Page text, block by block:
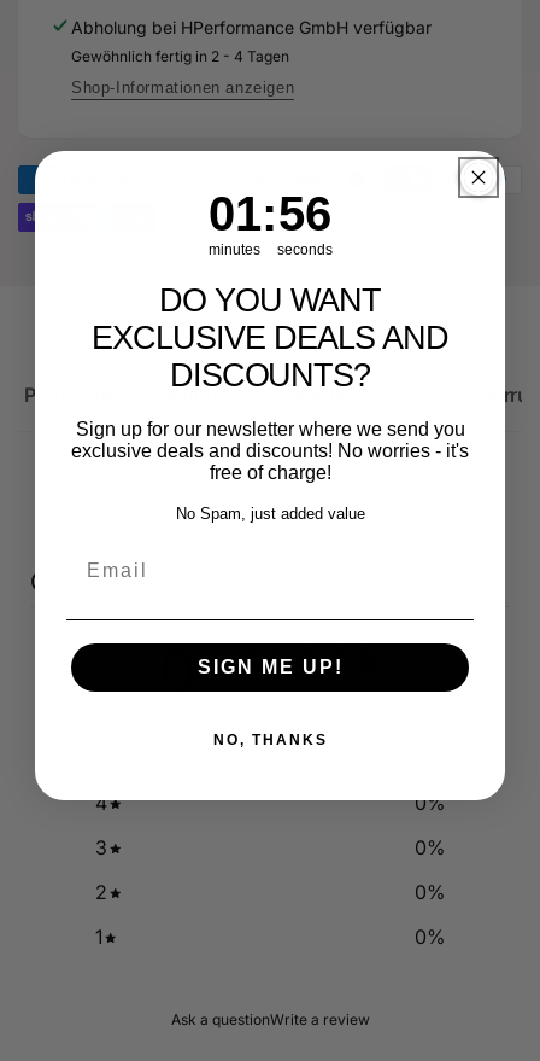
Ersatzteil
für
Audi
Original
Ersatzteil
für
Abholung bei HPerformance GmbH verfügbar
Gewöhnlich fertig in 2 - 4 Tagen
Shop-Informationen anzeigen
Produktbeschreibung Wichtige Hinweise zum
Customer reviews
/ 50 reviews
4
0%
3
0%
2
0%
1
0%
Ask a questionWrite a review
Countdown ends in:
1
01
minutes
: 56
56
seconds
DO YOU WANT
EXCLUSIVE DEALS AND
DISCOUNTS?
Sign up for our newsletter where we send you
exclusive deals and discounts! No worries - it's
free of charge!
No Spam, just added value
SIGN ME UP!
NO, THANKS